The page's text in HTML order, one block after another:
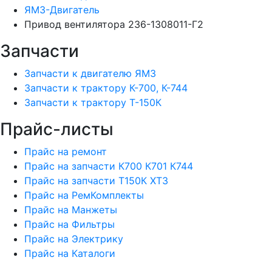
ЯМЗ-Двигатель
Привод вентилятора 236-1308011-Г2
Запчасти
Запчасти к двигателю ЯМЗ
Запчасти к трактору К-700, К-744
Запчасти к трактору Т-150К
Прайс-листы
Прайс на ремонт
Прайс на запчасти К700 К701 К744
Прайс на запчасти Т150К ХТЗ
Прайс на РемКомплекты
Прайс на Манжеты
Прайс на Фильтры
Прайс на Электрику
Прайс на Каталоги